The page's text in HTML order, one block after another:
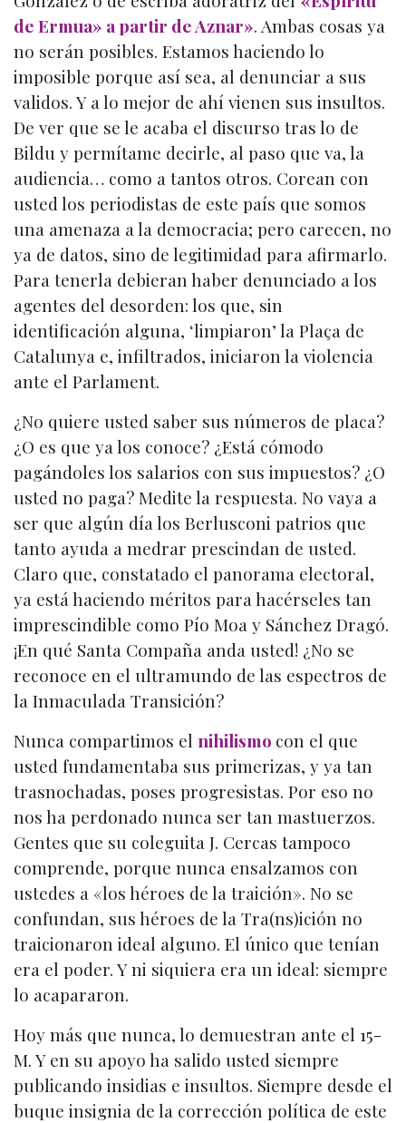
de Ermua» a partir de Aznar». Ambas cosas ya
no serán posibles. Estamos haciendo lo
imposible porque así sea, al denunciar a sus
validos. Y a lo mejor de ahí vienen sus insultos.
De ver que se le acaba el discurso tras lo de
Bildu y permítame decirle, al paso que va, la
audiencia… como a tantos otros. Corean con
usted los periodistas de este país que somos
una amenaza a la democracia; pero carecen, no
ya de datos, sino de legitimidad para afirmarlo.
Para tenerla debieran haber denunciado a los
agentes del desorden: los que, sin
identificación alguna, ‘limpiaron’ la Plaça de
Catalunya e, infiltrados, iniciaron la violencia
ante el Parlament.
¿No quiere usted saber sus números de placa?
¿O es que ya los conoce? ¿Está cómodo
pagándoles los salarios con sus impuestos? ¿O
usted no paga? Medite la respuesta. No vaya a
ser que algún día los Berlusconi patrios que
tanto ayuda a medrar prescindan de usted.
Claro que, constatado el panorama electoral,
ya está haciendo méritos para hacérseles tan
imprescindible como Pío Moa y Sánchez Dragó.
¡En qué Santa Compaña anda usted! ¿No se
reconoce en el ultramundo de las espectros de
la Inmaculada Transición?
Nunca compartimos el nihilismo con el que
usted fundamentaba sus primerizas, y ya tan
trasnochadas, poses progresistas. Por eso no
nos ha perdonado nunca ser tan mastuerzos.
Gentes que su coleguita J. Cercas tampoco
comprende, porque nunca ensalzamos con
ustedes a «los héroes de la traición». No se
confundan, sus héroes de la Tra(ns)ición no
traicionaron ideal alguno. El único que tenían
era el poder. Y ni siquiera era un ideal: siempre
lo acapararon.
Hoy más que nunca, lo demuestran ante el 15-
M. Y en su apoyo ha salido usted siempre
publicando insidias e insultos. Siempre desde el
buque insignia de la corrección política de este